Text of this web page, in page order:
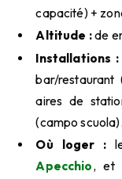
capacité) +
Altitude :de
Installations :
bar/restaurant
aires de
(campo scuola).
Où loger :
Apecchio, et